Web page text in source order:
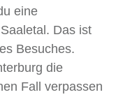
eine
Das ist
Besuches.
die
Fall verpassen